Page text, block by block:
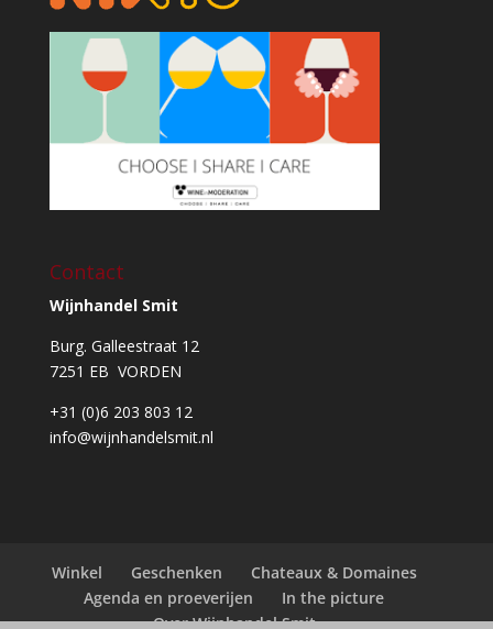
Contact
Wijnhandel Smit
Burg. Galleestraat 12
7251 EB VORDEN
+31 (0)6 203 803 12
info@wijnhandelsmit.nl
Winkel Geschenken
Chateaux & Domaines
Agenda en proeverijen
In the picture
Over Wijnhandel Smit